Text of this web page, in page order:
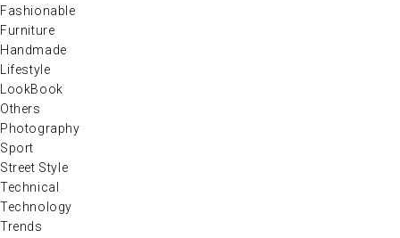
Fashionable
Furniture
Handmade
Lifestyle
LookBook
Others
Photography
Sport
Street Style
Technical
Technology
Trends